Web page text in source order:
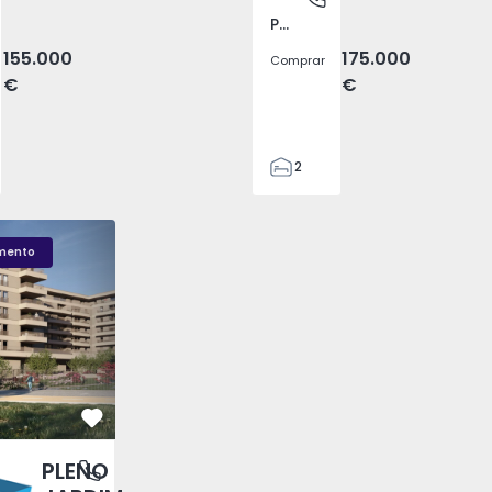
155.000
€
Pego, Abrantes
Comprar
175.000
€
2
JARDIM - 3
Porto
Favorito
PLENO